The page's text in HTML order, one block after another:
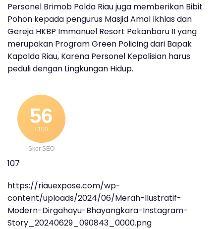
Personel Brimob Polda Riau juga memberikan Bibit
Pohon kepada pengurus Masjid Amal Ikhlas dan
Gereja HKBP Immanuel Resort Pekanbaru II yang
merupakan Program Green Policing dari Bapak
Kapolda Riau, Karena Personel Kepolisian harus
peduli dengan Lingkungan Hidup.
56
/ 100
Skor SEO
107
https://riauexpose.com/wp-
content/uploads/2024/06/Merah-Ilustratif-
Modern-Dirgahayu-Bhayangkara-Instagram-
Story_20240629_090843_0000.png